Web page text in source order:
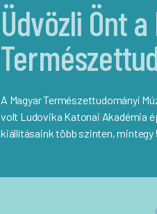
Üdvözli Önt
A Magyar Természettudományi
volt Ludovika Katonai Akadémia
kiállításaink több szinten,